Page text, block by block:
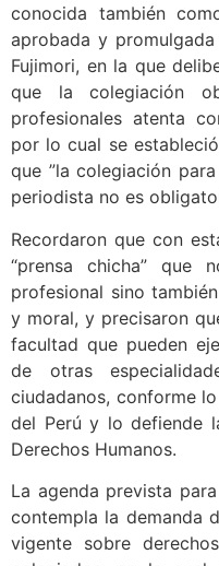
conocida también
aprobada y
Fujimori, en la que
que la colegiación
profesionales atenta
por lo cual se
que ”la colegiación
periodista no es
Recordaron que con
“prensa chicha” que
profesional sino
y moral, y precisaron
facultad que pueden
de otras
ciudadanos, conforme
del Perú y lo defiende
Derechos Humanos.
La agenda prevista
contempla la demanda
vigente sobre